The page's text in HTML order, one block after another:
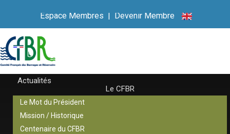
Espace Membres | Devenir Membre
Actualités
Le CFBR
Le Mot du Président
Mission / Historique
Centenaire du CFBR